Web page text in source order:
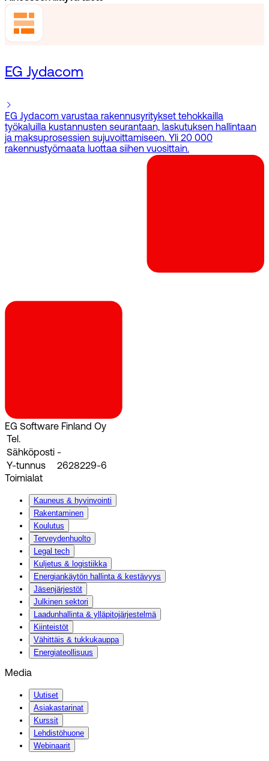
EG Jydacom
EG Jydacom varustaa rakennusyritykset tehokkailla
työkaluilla kustannusten seurantaan, laskutuksen hallintaan
ja maksuprosessien sujuvoittamiseen. Yli 20 000
rakennustyömaata luottaa siihen vuosittain.
EG Software Finland Oy
Tel.
Sähköposti -
Y-tunnus
2628229-6
Toimialat
Kauneus & hyvinvointi
Rakentaminen
Koulutus
Terveydenhuolto
Legal tech
Kuljetus & logistiikka
Energiankäytön hallinta & kestävyys
Jäsenjärjestöt
Julkinen sektori
Laadunhallinta & ylläpitojärjestelmä
Kiinteistöt
Vähittäis & tukkukauppa
Energiateollisuus
Media
Uutiset
Asiakastarinat
Kurssit
Lehdistöhuone
Webinaarit